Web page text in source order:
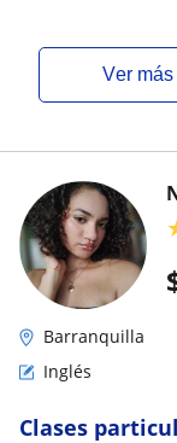
ver más
Barranquilla
Inglés
Clases